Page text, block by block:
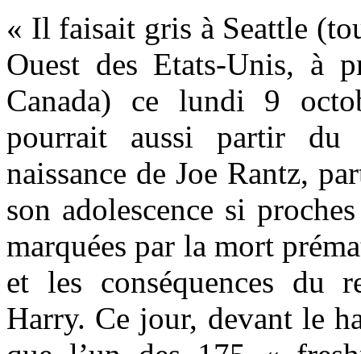
« Il faisait gris à Seattle
Ouest des Etats-Unis, à
Canada) ce lundi 9
pourrait aussi partir
naissance de Joe Rantz,
son adolescence si
marquées par la mort
et les conséquences du
Harry. Ce jour, devant le